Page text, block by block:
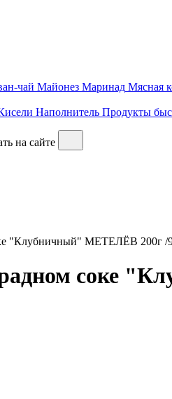
чай Майонез Маринад Мясная
Наполнитель Продукты
на сайте
"Клубничный" МЕТЕЛЁВ 200г /
соке